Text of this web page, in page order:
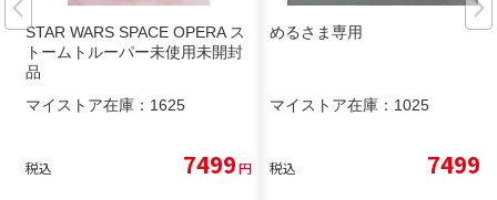
STAR WARS SPACE OPERA ス
トームトルーパー未使用未開封
品
マイストア在庫： 1625
税込 7499円
めるさま専用
マイストア在庫： 1025
税込 7499